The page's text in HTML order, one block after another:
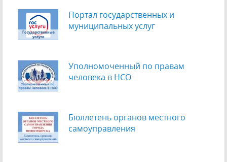
Портал государственных и
муниципальных услуг
Уполномоченный по правам
человека в НСО
Бюллетень органов местного
самоуправления